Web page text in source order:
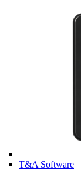
T&A Software